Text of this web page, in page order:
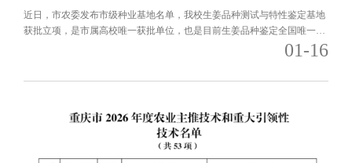
近日，市农委发布市级种业基地名单，我校生姜品种测试与特性鉴定基地
获批立项，是市属高校唯一获批单位，也是目前生姜品种鉴定全国唯一省
01-16